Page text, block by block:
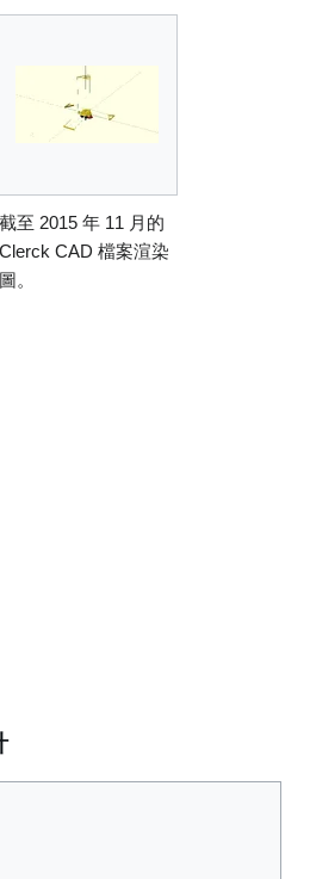
截至 2015 年 11 月的
Clerck CAD 檔案渲染
圖。